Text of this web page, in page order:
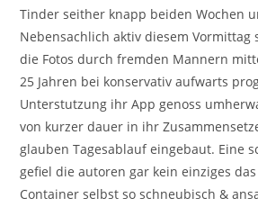
Tinder seither knapp beiden Wochen
Nebensachlich aktiv diesem Vormittag
die Fotos durch fremden Mannern
25 Jahren bei konservativ aufwarts
Unterstutzung ihr App genoss
von kurzer dauer in ihr
glauben Tagesablauf eingebaut. Eine
gefiel die autoren gar kein einziges
Container selbst so schneubisch &